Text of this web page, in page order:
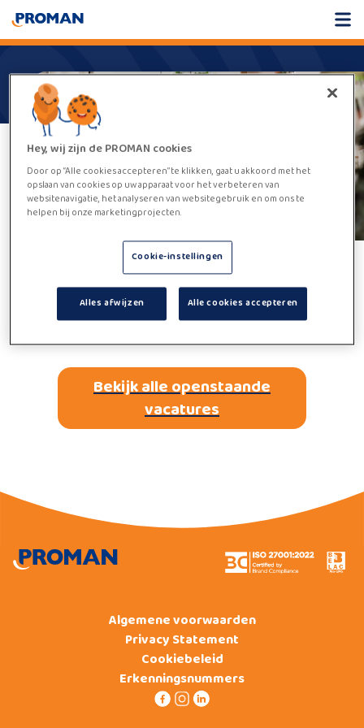
Helaas,
deze vacature kan niet
Bekijk alle openstaande
vacatures
Algemene voorwaarden
Privacy Statement
Cookiebeleid
Erkenningsnummers
Hey, wij zijn de PROMAN cookies
Door op “Alle cookies accepteren” te klikken, gaat u akkoord met het
opslaan van cookies op uw apparaat voor het verbeteren van
websitenavigatie, het analyseren van websitegebruik en om ons te
helpen bij onze marketingprojecten.
Cookie-instellingen
Alles afwijzen Alle cookies accepteren